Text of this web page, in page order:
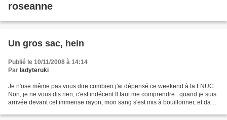
roseanne
Un gros sac, hein
Publié le 10/11/2008 à 14:14
Par ladyteruki
Je n'ose même pas vous dire combien j'ai dépensé ce weekend à la FNUC.
Non, je ne vous dis rien, c'est indécent.Il faut me comprendre : quand je suis
arrivée devant cet immense rayon, mon sang s'est mis à bouillonner, et dans